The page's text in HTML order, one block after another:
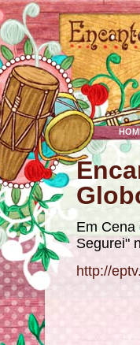
Em Cena
Segurei"
http://